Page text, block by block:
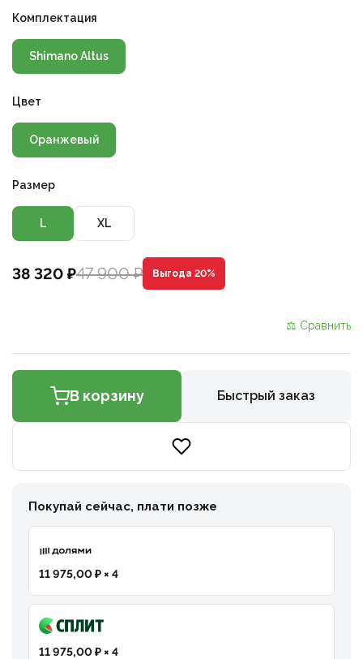
Комплектация
Shimano Altus
Цвет
Оранжевый
Размер
L XL
38 320 ₽47 900 ₽ Выгода 20%
⚖ Сравнить
В корзину Быстрый заказ
Покупай сейчас, плати позже
11 975,00 ₽ × 4
11 975,00 ₽ × 4